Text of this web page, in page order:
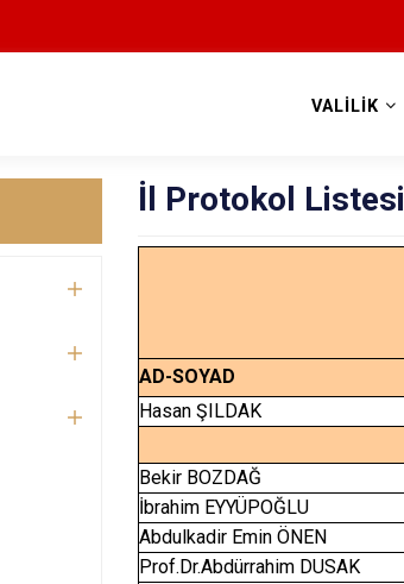
VALİLİK
İl Protokol Listesi
AD-SOYAD
Hasan ŞILDAK
Bekir BOZDAĞ
İbrahim EYYÜPOĞLU
Abdulkadir Emin ÖNEN
Prof.Dr.Abdürrahim DUSAK